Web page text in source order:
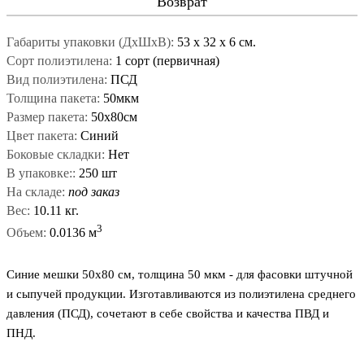
Габариты упаковки (ДxШxВ): 53 x 32 x 6 см.
Сорт полиэтилена: 1 сорт (первичная)
Вид полиэтилена: ПСД
Толщина пакета: 50мкм
Размер пакета: 50x80см
Цвет пакета: Синий
Боковые складки: Нет
В упаковке:: 250 шт
На складе: под заказ
Вес: 10.11 кг.
Объем: 0.0136 м3
Синие мешки 50x80 см, толщина 50 мкм - для фасовки штучной
и сыпучей продукции. Изготавливаются из полиэтилена среднего
давления (ПСД), сочетают в себе свойства и качества ПВД и
ПНД.